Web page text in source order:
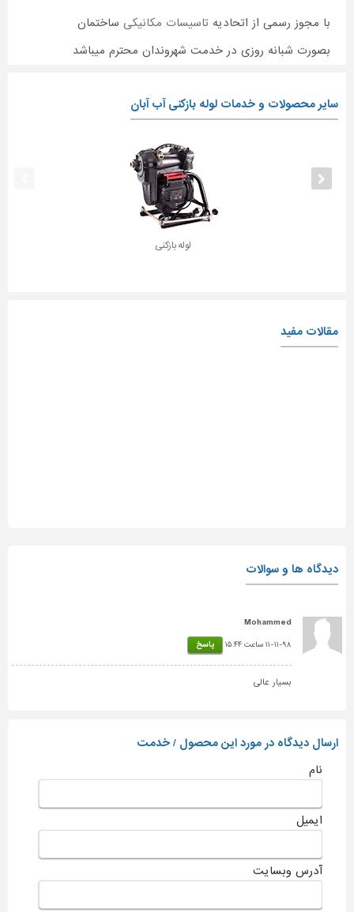
با مجوز رسمی از اتحادیه تاسیسات مکانیکی ساختمان
بصورت شبانه روزی در خدمت شهروندان محترم میباشد
سایر محصولات و خدمات لوله بازکنی آب آبان
لوله بازکنی
مقالات مفید
دیدگاه ها و سوالات
Mohammed
۱۱-۱۱-۹۸ ساعت ۱۵:۴۴ پاسخ
بسیار عالی
ارسال دیدگاه در مورد این محصول / خدمت
نام
ایمیل
آدرس وبسایت